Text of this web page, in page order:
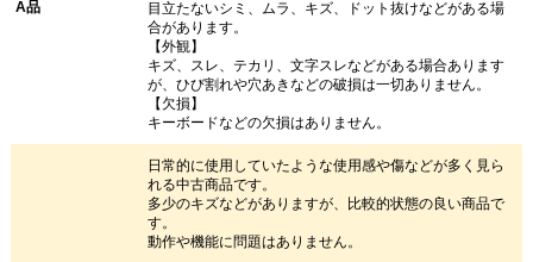
A品
目立たないシミ、ムラ、キズ、ドット抜けなどがある場
合があります。
【外観】
キズ、スレ、テカリ、文字スレなどがある場合あります
が、ひび割れや穴あきなどの破損は一切ありません。
【欠損】
キーボードなどの欠損はありません。
日常的に使用していたような使用感や傷などが多く見ら
れる中古商品です。
多少のキズなどがありますが、比較的状態の良い商品で
す。
動作や機能に問題はありません。